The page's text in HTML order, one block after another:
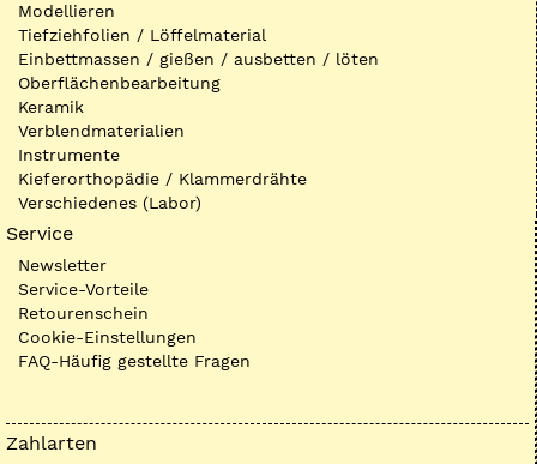
Modellieren
Tiefziehfolien / Löffelmaterial
Einbettmassen / gießen / ausbetten / löten
Oberflächenbearbeitung
Keramik
Verblendmaterialien
Instrumente
Kieferorthopädie / Klammerdrähte
Verschiedenes (Labor)
Service
Newsletter
Service-Vorteile
Retourenschein
Cookie-Einstellungen
FAQ-Häufig gestellte Fragen
Zahlarten